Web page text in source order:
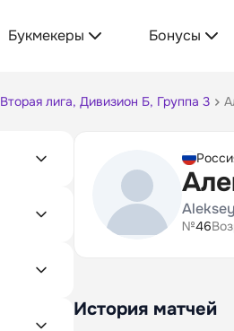
Букмекеры Бонусы
Вторая лига, Дивизион Б, Группа 3
№46
История матчей